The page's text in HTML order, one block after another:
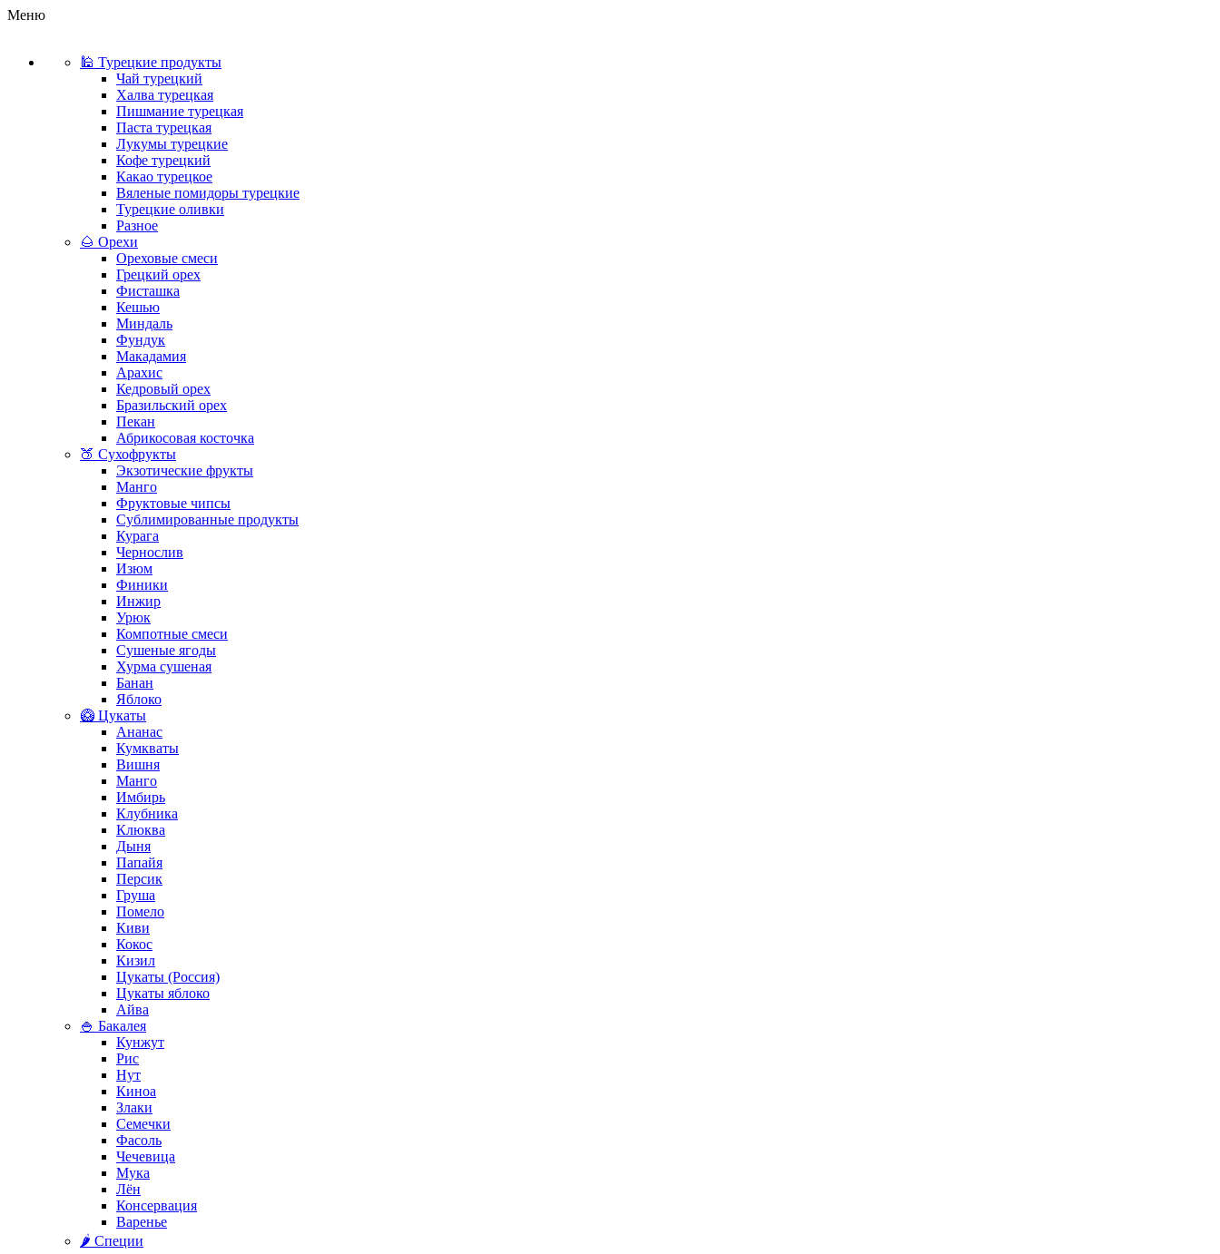
Меню
🕌 Турецкие продукты
Чай турецкий
Халва турецкая
Пишмание турецкая
Паста турецкая
Лукумы турецкие
Кофе турецкий
Какао турецкое
Вяленые помидоры турецкие
Турецкие оливки
Разное
🌰 Орехи
Ореховые смеси
Грецкий орех
Фисташка
Кешью
Миндаль
Фундук
Макадамия
Арахис
Кедровый орех
Бразильский орех
Пекан
Абрикосовая косточка
🍑 Сухофрукты
Экзотические фрукты
Манго
Фруктовые чипсы
Сублимированные продукты
Курага
Чернослив
Изюм
Финики
Инжир
Урюк
Компотные смеси
Сушеные ягоды
Хурма сушеная
Банан
Яблоко
🥝 Цукаты
Ананас
Кумкваты
Вишня
Манго
Имбирь
Клубника
Клюква
Дыня
Папайя
Персик
Груша
Помело
Киви
Кокос
Кизил
Цукаты (Россия)
Цукаты яблоко
Айва
🍚 Бакалея
Кунжут
Рис
Нут
Киноа
Злаки
Семечки
Фасоль
Чечевица
Мука
Лён
Консервация
Варенье
🌶️ Специи